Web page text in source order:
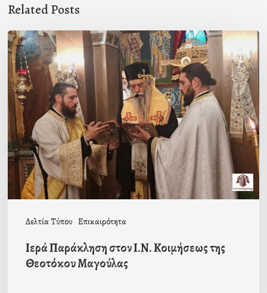
Related Posts
Δελτία Τύπου Επικαιρότητα
Ιερά
Παράκληση
στον
Ι.Ν.
Κοιμήσεως
της
Θεοτόκου
Μαγούλας
Ιερά Παράκληση στον Ι.Ν. Κοιμήσεως της
Θεοτόκου Μαγούλας